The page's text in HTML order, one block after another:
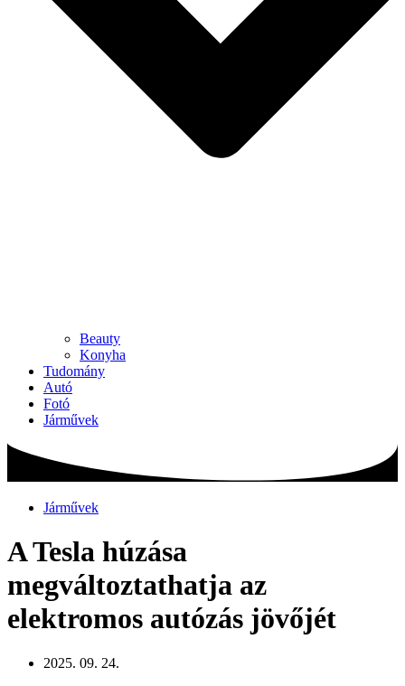
Beauty
Konyha
Tudomány
Autó
Fotó
Járművek
Járművek
A Tesla húzása
megváltoztathatja az
elektromos autózás jövőjét
2025. 09. 24.